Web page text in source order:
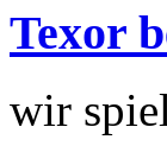
Texor
wir